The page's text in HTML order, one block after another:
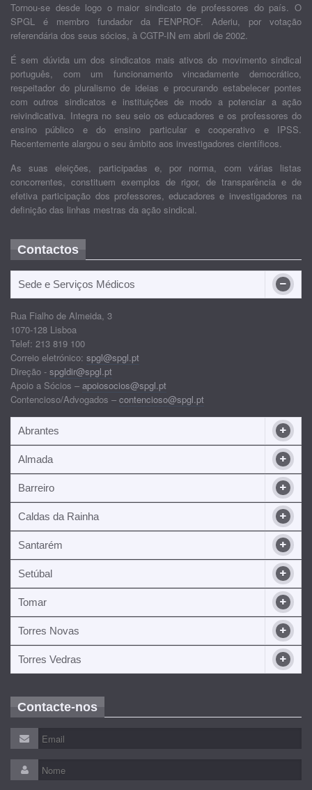
Tornou-se desde logo o maior sindicato de professores do país. O
SPGL é membro fundador da FENPROF. Aderiu, por votação
referendária dos seus sócios, à CGTP-IN em abril de 2002.
É sem dúvida um dos sindicatos mais ativos do movimento sindical
português, com um funcionamento vincadamente democrático,
respeitador do pluralismo de ideias e procurando estabelecer pontes
com outros sindicatos e instituições de modo a potenciar a ação
reivindicativa. Integra no seu seio os educadores e os professores do
ensino público e do ensino particular e cooperativo e IPSS.
Recentemente alargou o seu âmbito aos investigadores científicos.
As suas eleições, participadas e, por norma, com várias listas
concorrentes, constituem exemplos de rigor, de transparência e de
efetiva participação dos professores, educadores e investigadores na
definição das linhas mestras da ação sindical.
Contactos
Sede e Serviços Médicos
Rua Fialho de Almeida, 3
1070-128 Lisboa
Telef: 213 819 100
Correio eletrónico: spgl@spgl.pt
Direção - spgldir@spgl.pt
Apoio a Sócios – apoiosocios@spgl.pt
Contencioso/Advogados – contencioso@spgl.pt
Abrantes
Almada
Barreiro
Caldas da Rainha
Santarém
Setúbal
Tomar
Torres Novas
Torres Vedras
Contacte-nos